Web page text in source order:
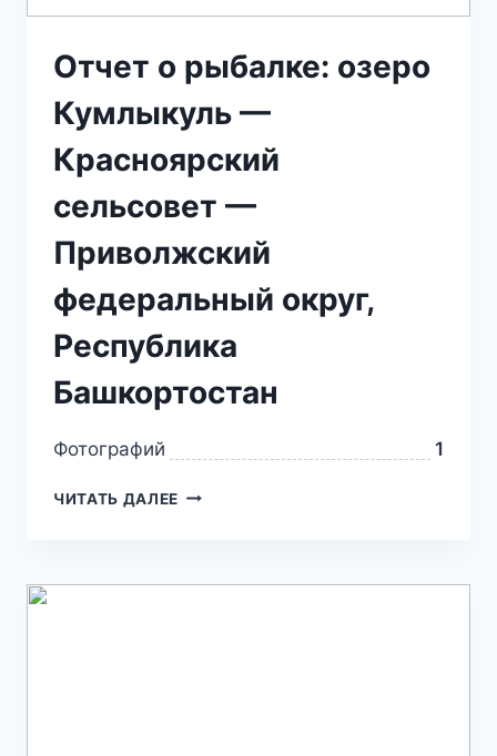
Отчет о рыбалке: озеро
Кумлыкуль —
Красноярский
сельсовет —
Приволжский
федеральный округ,
Республика
Башкортостан
Фотографий 1
ЧИТАТЬ ДАЛЕЕ